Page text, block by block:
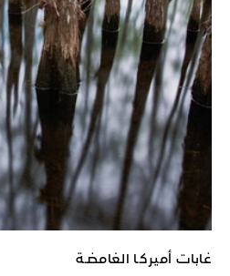
غابات أميركـا الغامضـة